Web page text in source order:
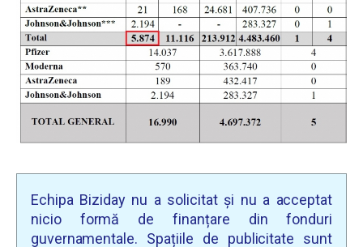
Echipa Biziday nu a solicitat și nu a acceptat
nicio formă de finanțare din fonduri
guvernamentale. Spațiile de publicitate sunt